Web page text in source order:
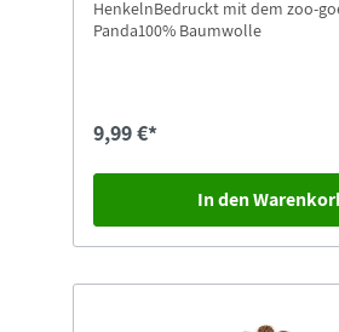
HenkelnBedruckt mit dem zoo-
Panda100% Baumwolle
9,99 €*
In den